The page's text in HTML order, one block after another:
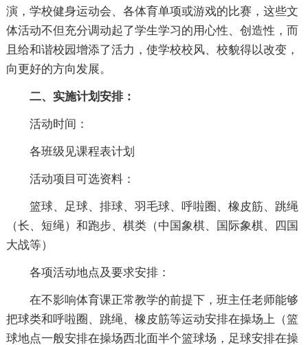
演，学校健身运动会、各体育单项或游戏的比赛，这些文
体活动不但充分调动起了学生学习的用心性、创造性，而
且给和谐校园增添了活力，使学校校风、校貌得以改变，
向更好的方向发展。
二、实施计划安排：
活动时间：
各班级见课程表计划
活动项目可选资料：
篮球、足球、排球、羽毛球、呼啦圈、橡皮筋、跳绳
（长、短绳）和跑步、棋类（中国象棋、国际象棋、四国
大战等）
各项活动地点及要求安排：
在不影响体育课正常教学的前提下，班主任老师能够
把球类和呼啦圈、跳绳、橡皮筋等运动安排在操场上（篮
球地点一般安排在操场西北面半个篮球场，足球安排在操